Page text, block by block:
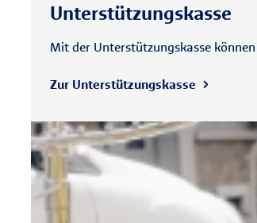
Unterstützungs­kasse
Mit der Unterstützungskasse
Zur Unterstützungs­kasse